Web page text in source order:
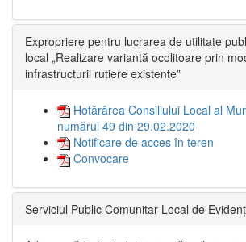
Expropriere pentru lucrarea de utilitate
local „Realizare variantă ocolitoare prin
infrastructurii rutiere existente”
Hotărârea Consiliului Local al
numărul 49 din 29.02.2020
Notificare de acces în teren
Convocare
Serviciul Public Comunitar Local de